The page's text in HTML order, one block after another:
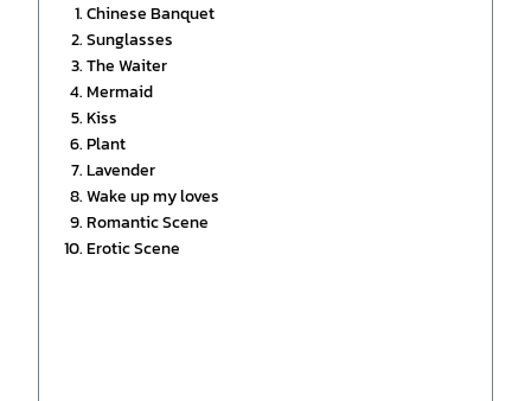
Chinese Banquet
Sunglasses
The Waiter
Mermaid
Kiss
Plant
Lavender
Wake up my loves
Romantic Scene
Erotic Scene